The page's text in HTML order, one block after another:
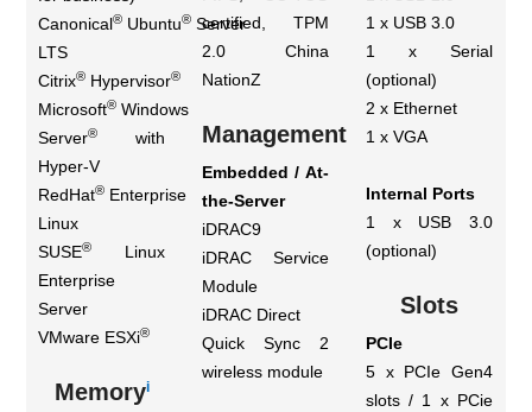
Canonical® Ubuntu® Server
LTS
Citrix® Hypervisor®
Microsoft® Windows
Server®
with
Hyper-V
RedHat® Enterprise
Linux
SUSE®
Linux
Enterprise
Server
VMware ESXi®
Memoryi
certified, TPM
2.0 China
NationZ
Management
Embedded / At-
the-Server
iDRAC9
iDRAC Service
Module
iDRAC Direct
Quick Sync 2
wireless module
1 x USB 3.0
1 x Serial
(optional)
2 x Ethernet
1 x VGA
Internal Ports
1 x USB 3.0
(optional)
Slots
PCIe
5 x PCIe Gen4
slots / 1 x PCie